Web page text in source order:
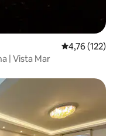
Gemiddelde
4,76 (122)
| Vista Mar